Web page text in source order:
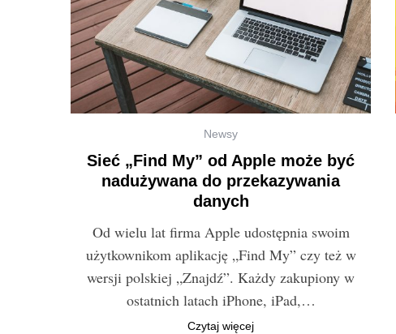
Newsy
Sieć „Find My” od Apple może być
nadużywana do przekazywania
danych
Od wielu lat firma Apple udostępnia swoim
użytkownikom aplikację „Find My” czy też w
wersji polskiej „Znajdź”. Każdy zakupiony w
ostatnich latach iPhone, iPad,…
Czytaj więcej